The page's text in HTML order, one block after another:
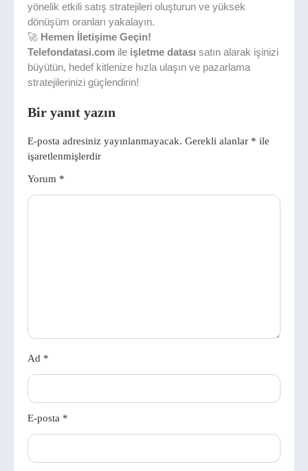
yönelik etkili satış stratejileri oluşturun ve yüksek
dönüşüm oranları yakalayın.
🚀 Hemen İletişime Geçin!
Telefondatasi.com ile işletme datası satın alarak işinizi
büyütün, hedef kitlenize hızla ulaşın ve pazarlama
stratejilerinizi güçlendirin!
Bir yanıt yazın
E-posta adresiniz yayınlanmayacak. Gerekli alanlar * ile
işaretlenmişlerdir
Yorum *
Ad *
E-posta *